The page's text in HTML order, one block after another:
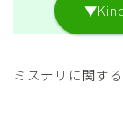
ミステリに関す